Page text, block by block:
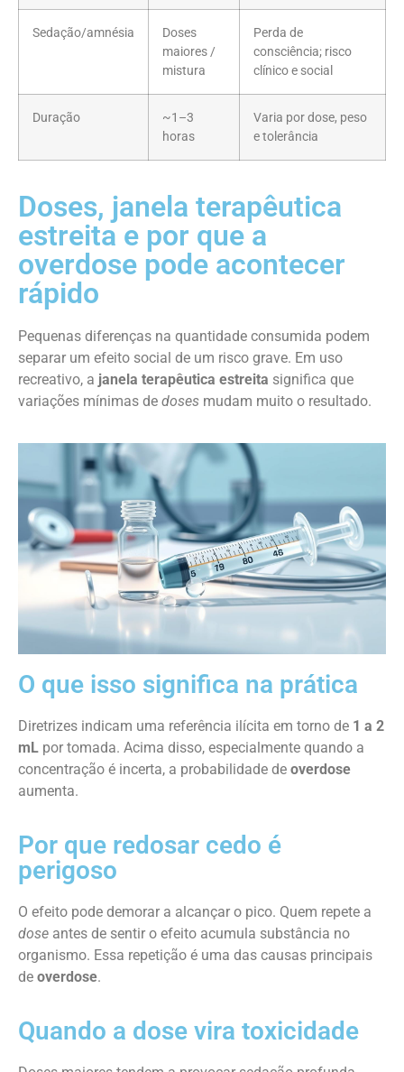
Sedação/amnésia
Doses
maiores /
mistura
Perda de
consciência; risco
clínico e social
Duração
~1–3
horas
Varia por dose, peso
e tolerância
Doses, janela terapêutica
estreita e por que a
overdose pode acontecer
rápido
Pequenas diferenças na quantidade consumida podem
separar um efeito social de um risco grave. Em uso
recreativo, a janela terapêutica estreita significa que
variações mínimas de doses mudam muito o resultado.
O que isso significa na prática
Diretrizes indicam uma referência ilícita em torno de 1 a 2
mL por tomada. Acima disso, especialmente quando a
concentração é incerta, a probabilidade de overdose
aumenta.
Por que redosar cedo é
perigoso
O efeito pode demorar a alcançar o pico. Quem repete a
dose antes de sentir o efeito acumula substância no
organismo. Essa repetição é uma das causas principais
de overdose.
Quando a dose vira toxicidade